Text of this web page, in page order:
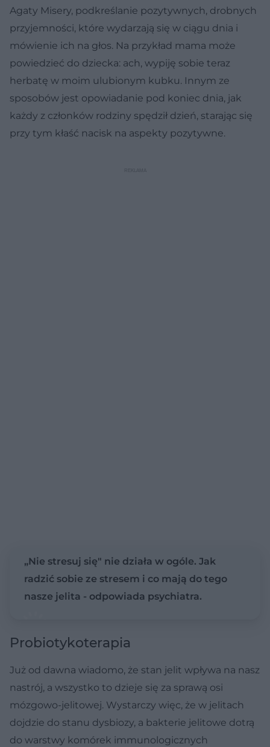
Agaty Misery, podkreślanie pozytywnych, drobnych
przyjemności, które wydarzają się w ciągu dnia i
mówienie ich na głos. Na przykład mama może
powiedzieć do dziecka: ach, wypiję sobie teraz
herbatę w moim ulubionym kubku. Innym ze
sposobów jest opowiadanie pod koniec dnia, jak
każdy z członków rodziny spędził dzień, starając się
przy tym kłaść nacisk na aspekty pozytywne.
„Nie stresuj się" nie działa w ogóle. Jak
radzić sobie ze stresem i co mają do tego
nasze jelita - odpowiada psychiatra.
Probiotykoterapia
Już od dawna wiadomo, że stan jelit wpływa na nasz
nastrój, a wszystko to dzieje się za sprawą osi
mózgowo-jelitowej. Wystarczy więc, że w jelitach
dojdzie do stanu dysbiozy, a bakterie jelitowe dotrą
do warstwy komórek immunologicznych